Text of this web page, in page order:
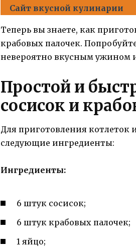
Сайт вкусной кулинарии
Теперь вы знаете, как
крабовых палочек.
невероятно вкусным ужином
Простой и
сосисок и
Для приготовления котлеток
следующие ингредиенты:
Ингредиенты:
6 штук сосисок;
6 штук крабовых палочек;
1 яйцо;